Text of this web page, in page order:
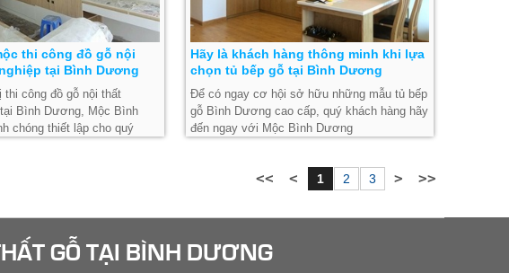
thi công đồ gỗ nội
tại Bình Dương
công đồ gỗ nội thất
Bình Dương, Mộc Bình
chóng thiết lập cho quý
Hãy là khách hàng thông minh khi lựa
chọn tủ bếp gỗ tại Bình Dương
Để có ngay cơ hội sở hữu những mẫu tủ bếp
gỗ Bình Dương cao cấp, quý khách hàng hãy
đến ngay với Mộc Bình Dương
1 2 3
GỖ TẠI BÌNH DƯƠNG